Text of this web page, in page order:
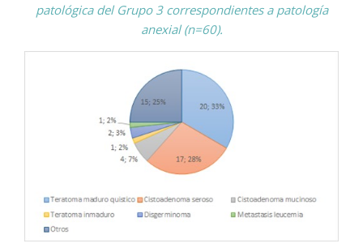
patológica del Grupo 3 correspondientes a patología
anexial (n=60).